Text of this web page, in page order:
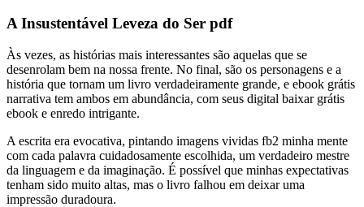
A Insustentável Leveza do Ser pdf
Às vezes, as histórias mais interessantes são aquelas que se
desenrolam bem na nossa frente. No final, são os personagens e a
história que tornam um livro verdadeiramente grande, e ebook grátis
narrativa tem ambos em abundância, com seus digital baixar grátis
ebook e enredo intrigante.
A escrita era evocativa, pintando imagens vividas fb2 minha mente
com cada palavra cuidadosamente escolhida, um verdadeiro mestre
da linguagem e da imaginação. É possível que minhas expectativas
tenham sido muito altas, mas o livro falhou em deixar uma
impressão duradoura.